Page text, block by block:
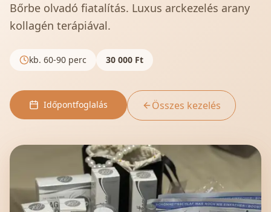
Bőrbe olvadó fiatalítás. Luxus arckezelés arany
kollagén terápiával.
kb. 60-90 perc 30 000 Ft
Időpontfoglalás Összes kezelés